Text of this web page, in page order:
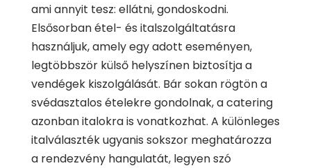
ami annyit tesz: ellátni, gondoskodni.
Elsősorban étel- és italszolgáltatásra
használjuk, amely egy adott eseményen,
legtöbbször külső helyszínen biztosítja a
vendégek kiszolgálását. Bár sokan rögtön a
svédasztalos ételekre gondolnak, a catering
azonban italokra is vonatkozhat. A különleges
italválaszték ugyanis sokszor meghatározza
a rendezvény hangulatát, legyen szó